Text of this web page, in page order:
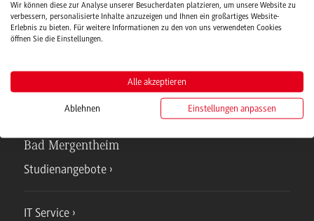
Hochschulsport
Verwaltung
Bad Mergentheim
Studienangebote
IT Service
Wir können diese zur Analyse unserer Besucherdaten platzieren, um unsere Website zu
verbessern, personalisierte Inhalte anzuzeigen und Ihnen ein großartiges Website-
Erlebnis zu bieten. Für weitere Informationen zu den von uns verwendeten Cookies
öffnen Sie die Einstellungen.
Alle akzeptieren
Ablehnen Einstellungen anpassen